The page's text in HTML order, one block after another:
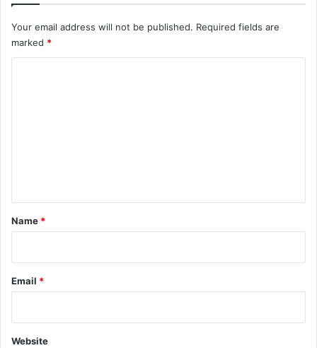
Your email address will not be published. Required fields are
marked *
*
Name *
Email *
Website